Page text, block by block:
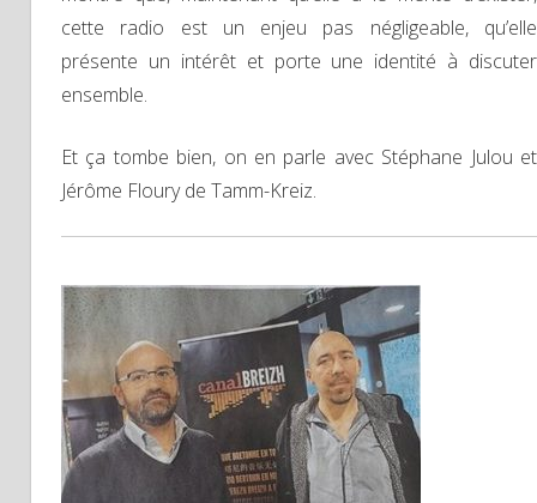
cette radio est un enjeu pas négligeable, qu’elle
présente un intérêt et porte une identité à discuter
ensemble.
Et ça tombe bien, on en parle avec Stéphane Julou et
Jérôme Floury de Tamm-Kreiz.